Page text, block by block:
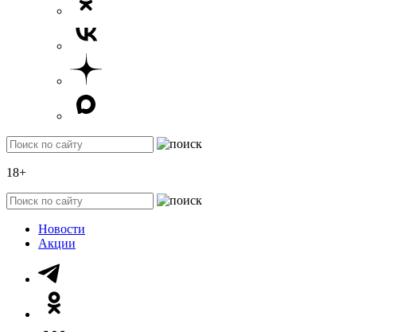
18+
Новости
Акции